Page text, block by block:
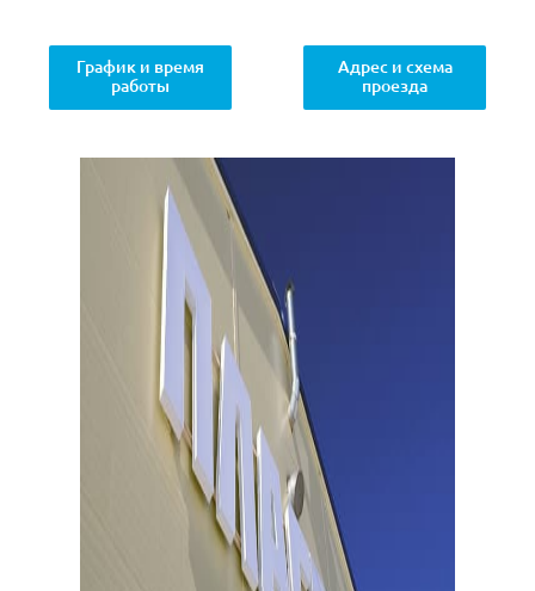
График и время
работы
Адрес и схема
проезда